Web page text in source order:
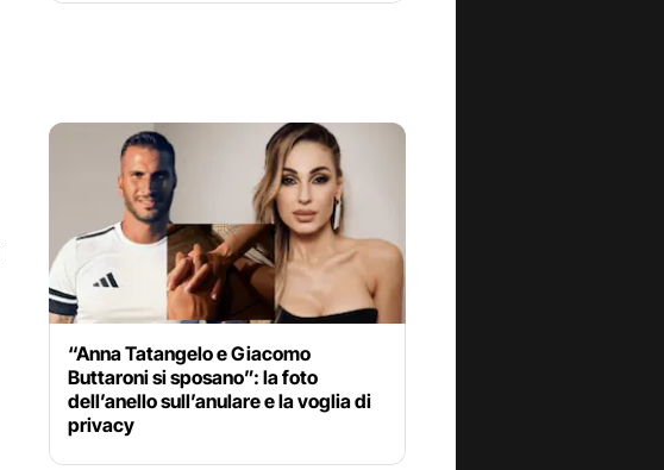
“Anna Tatangelo e Giacomo
Buttaroni si sposano”: la foto
dell’anello sull’anulare e la voglia di
privacy